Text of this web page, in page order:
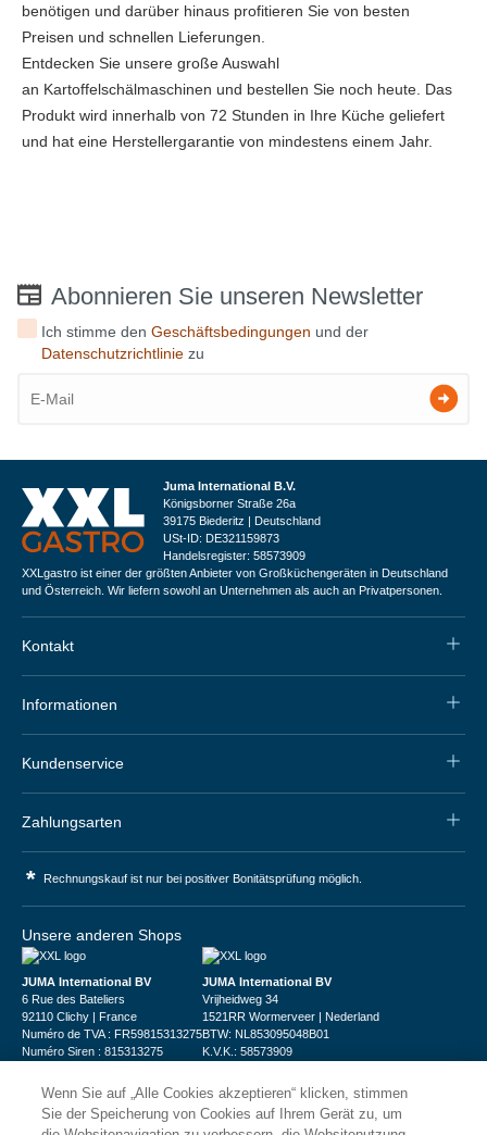
benötigen und darüber hinaus profitieren Sie von besten
Preisen und schnellen Lieferungen.
Entdecken Sie unsere große Auswahl
an Kartoffelschälmaschinen und bestellen Sie noch heute. Das
Produkt wird innerhalb von 72 Stunden in Ihre Küche geliefert
und hat eine Herstellergarantie von mindestens einem Jahr.
Abonnieren Sie unseren Newsletter
Ich stimme denGeschäftsbedingungen und der
Datenschutzrichtlinie zu
Juma International B.V.
Königsborner Straße 26a
39175 Biederitz | Deutschland
USt-ID: DE321159873
Handelsregister: 58573909
XXLgastro ist einer der größten Anbieter von Großküchengeräten in Deutschland
und Österreich. Wir liefern sowohl an Unternehmen als auch an Privatpersonen.
Kontakt
Informationen
Kundenservice
Zahlungsarten
* Rechnungskauf ist nur bei positiver Bonitätsprüfung möglich.
Unsere anderen Shops
JUMA International BV
6 Rue des Bateliers
92110 Clichy | France
Numéro de TVA : FR59815313275
Numéro Siren : 815313275
JUMA International BV
Vrijheidweg 34
1521RR Wormerveer | Nederland
BTW: NL853095048B01
K.V.K.: 58573909
Wenn Sie auf „Alle Cookies akzeptieren“ klicken, stimmen
Sie der Speicherung von Cookies auf Ihrem Gerät zu, um